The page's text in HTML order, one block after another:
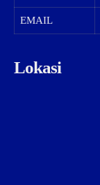
EMAIL
Lokasi